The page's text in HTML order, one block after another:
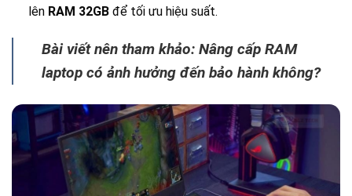
lên RAM 32GBđể tối ưu hiệu suất.
Bài viết nên tham khảo: Nâng cấp RAM
laptop có ảnh hưởng đến bảo hành không?